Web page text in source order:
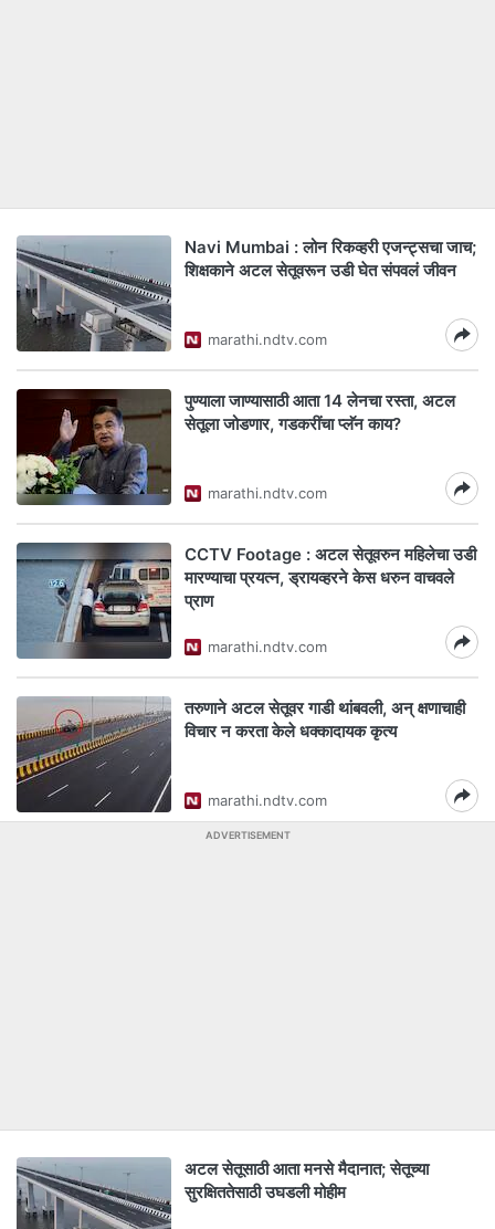
Navi Mumbai : लोन रिकव्हरी एजन्ट्सचा जाच;
शिक्षकाने अटल सेतूवरून उडी घेत संपवलं जीवन
marathi.ndtv.com
पुण्याला जाण्यासाठी आता 14 लेनचा रस्ता, अटल
सेतूला जोडणार, गडकरींचा प्लॅन काय?
marathi.ndtv.com
CCTV Footage : अटल सेतूवरुन महिलेचा उडी
मारण्याचा प्रयत्न, ड्रायव्हरने केस धरुन वाचवले
प्राण
marathi.ndtv.com
तरुणाने अटल सेतूवर गाडी थांबवली, अन् क्षणाचाही
विचार न करता केले धक्कादायक कृत्य
marathi.ndtv.com
ADVERTISEMENT
अटल सेतूसाठी आता मनसे मैदानात; सेतूच्या
सुरक्षिततेसाठी उघडली मोहीम